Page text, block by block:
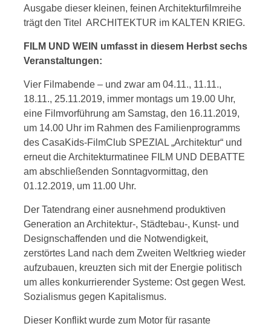
Ausgabe dieser kleinen, feinen Architekturfilmreihe
trägt den Titel ARCHITEKTUR im KALTEN KRIEG.
FILM UND WEIN umfasst in diesem Herbst sechs
Veranstaltungen:
Vier Filmabende – und zwar am 04.11., 11.11.,
18.11., 25.11.2019, immer montags um 19.00 Uhr,
eine Filmvorführung am Samstag, den 16.11.2019,
um 14.00 Uhr im Rahmen des Familienprogramms
des CasaKids-FilmClub SPEZIAL „Architektur“ und
erneut die Architekturmatinee FILM UND DEBATTE
am abschließenden Sonntagvormittag, den
01.12.2019, um 11.00 Uhr.
Der Tatendrang einer ausnehmend produktiven
Generation an Architektur-, Städtebau-, Kunst- und
Designschaffenden und die Notwendigkeit,
zerstörtes Land nach dem Zweiten Weltkrieg wieder
aufzubauen, kreuzten sich mit der Energie politisch
um alles konkurrierender Systeme: Ost gegen West.
Sozialismus gegen Kapitalismus.
Dieser Konflikt wurde zum Motor für rasante